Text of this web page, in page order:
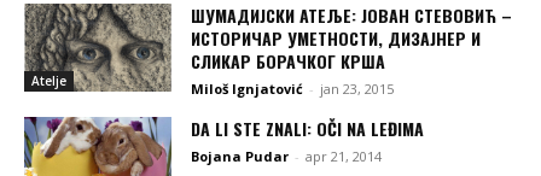
Atelje
ШУМАДИЈСКИ АТЕЉЕ: ЈОВАН СТЕВОВИЋ –
ИСТОРИЧАР УМЕТНОСТИ, ДИЗАЈНЕР И
СЛИКАР БОРАЧКОГ КРША
Miloš Ignjatović - jan 23, 2015
DA LI STE ZNALI: OČI NA LEĐIMA
Bojana Pudar - apr 21, 2014